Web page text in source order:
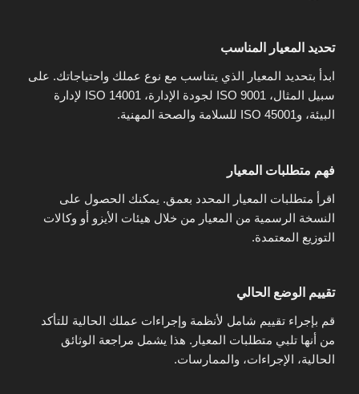
تحديد المعيار المناسب
ابدأ بتحديد المعيار الذي يتناسب مع نوع عملك واحتياجاتك. على
سبيل المثال، ISO 9001 لجودة الإدارة، ISO 14001 لإدارة
البيئة، وISO 45001 للسلامة والصحة المهنية.
فهم متطلبات المعيار
اقرأ متطلبات المعيار المحدد بعمق. يمكنك الحصول على
النسخة الرسمية من المعيار من خلال هيئات الأيزو أو وكالات
التوزيع المعتمدة.
تقييم الوضع الحالي
قم بإجراء تقييم شامل لأنظمة وإجراءات عملك الحالية للتأكد
من أنها تلبي متطلبات المعيار. هذا يشمل مراجعة الوثائق
الحالية، الإجراءات، والممارسات.